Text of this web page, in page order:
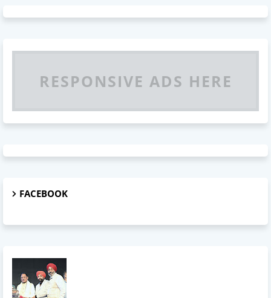
RESPONSIVE ADS HERE
FACEBOOK